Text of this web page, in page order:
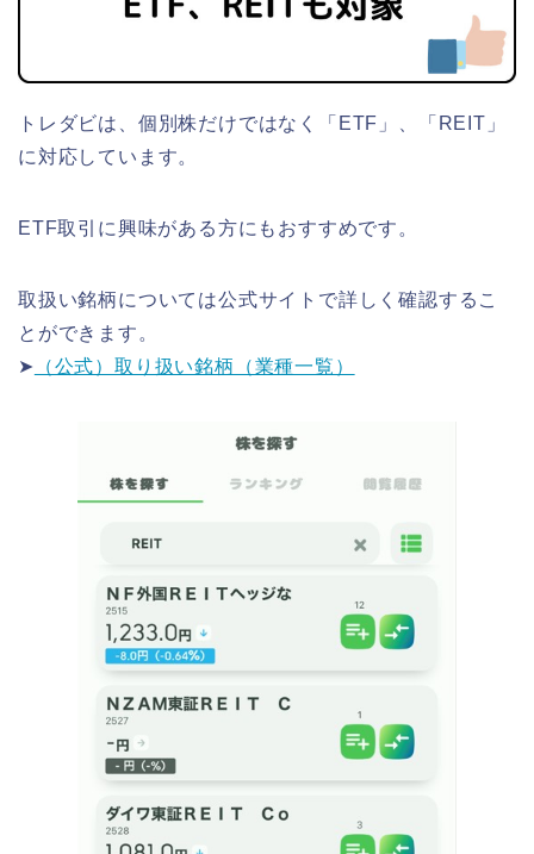
トレダビは、個別株だけではなく「ETF」、「REIT」
に対応しています。
ETF取引に興味がある方にもおすすめです。
取扱い銘柄については公式サイトで詳しく確認するこ
とができます。
➤
（公式）取り扱い銘柄（業種一覧）